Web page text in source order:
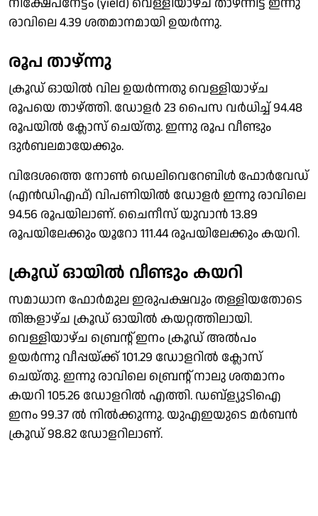
രാവിലെ 4.39 ശതമാനമായി ഉയർന്നു.
രൂപ താഴ്‌ന്നു
ക്രൂഡ് ഓയിൽ വില ഉയർന്നതു വെള്ളിയാഴ്ച
രൂപയെ താഴ്‌ത്തി. ഡോളർ 23 പൈസ വർധിച്ച് 94.48
രൂപയിൽ ക്ലോസ് ചെയ്തു. ഇന്നു രൂപ വീണ്ടും
ദുർബലമായേക്കും.
വിദേശത്തെ നോൺ ഡെലിവെറേബിൾ ഫോർവേഡ്
(എൻഡിഎഫ്) വിപണിയിൽ ഡോളർ ഇന്നു രാവിലെ
94.56 രൂപയിലാണ്. ചൈനീസ് യുവാൻ 13.89
രൂപയിലേക്കും യൂറോ 111.44 രൂപയിലേക്കും കയറി.
ക്രൂഡ് ഓയിൽ വീണ്ടും കയറി
സമാധാന ഫോർമുല ഇരുപക്ഷവും തള്ളിയതോടെ
തിങ്കളാഴ്ച ക്രൂഡ് ഓയിൽ കയറ്റത്തിലായി.
വെള്ളിയാഴ്ച ബ്രെൻ്റ് ഇനം ക്രൂഡ് അൽപം
ഉയർന്നു വീപ്പയ്ക്ക് 101.29 ഡോളറിൽ ക്ലോസ്
ചെയ്തു. ഇന്നു രാവിലെ ബ്രെൻ്റ് നാലു ശതമാനം
കയറി 105.26 ഡോളറിൽ എത്തി. ഡബ്ള്യുടിഐ
ഇനം 99.37 ൽ നിൽക്കുന്നു. യുഎഇയുടെ മർബൻ
ക്രൂഡ് 98.82 ഡോളറിലാണ്.